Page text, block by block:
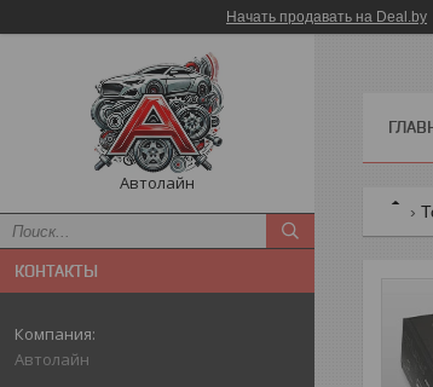
Начать продавать на Deal.by
Автолайн
КОНТАКТЫ
Автолайн